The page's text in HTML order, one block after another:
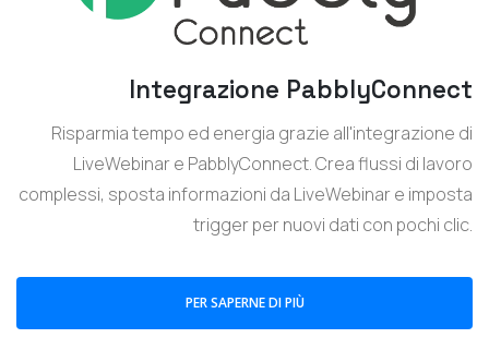
Integrazione PabblyConnect
Risparmia tempo ed energia grazie all'integrazione di
LiveWebinar e PabblyConnect. Crea flussi di lavoro
complessi, sposta informazioni da LiveWebinar e imposta
trigger per nuovi dati con pochi clic.
PER SAPERNE DI PIÙ